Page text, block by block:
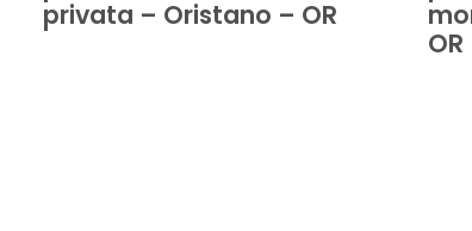
privata – Oristano – OR
OR